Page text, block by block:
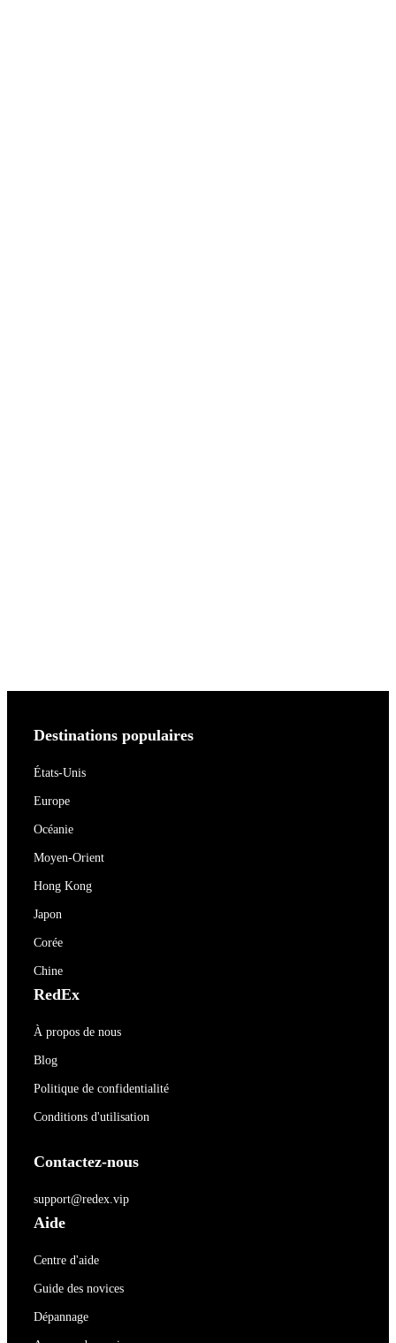
Destinations populaires
États-Unis
Europe
Océanie
Moyen-Orient
Hong Kong
Japon
Corée
Chine
RedEx
À propos de nous
Blog
Politique de confidentialité
Conditions d'utilisation
Contactez-nous
support@redex.vip
Aide
Centre d'aide
Guide des novices
Dépannage